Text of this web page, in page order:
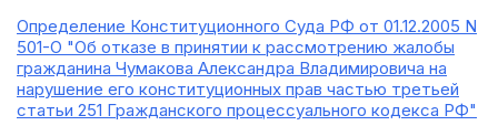
Определение Конституционного Суда РФ от 01.12.2005 N
501-О "Об отказе в принятии к рассмотрению жалобы
гражданина Чумакова Александра Владимировича на
нарушение его конституционных прав частью третьей
статьи 251 Гражданского процессуального кодекса РФ"